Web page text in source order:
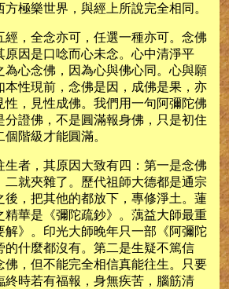
極樂世界，與經上所說完全相同。
經，全念亦可，任選一種亦可。念佛
原因是口唸而心未念。心中清淨平
為心念佛，因為心與佛心同。心與願
本性現前，念佛是因，成佛是果，亦
性，見性成佛。我們用一句阿彌陀佛
分證佛，不是圓滿報身佛，只是初住
階級才能圓滿。
生者，其原因大致有四：第一是念佛
二就夾雜了。歷代祖師大德都是通宗
後，把其他的都放下，專修淨土。蓮
精華是《彌陀疏鈔》。蕅益大師最重
解》。印光大師晚年只一部《阿彌陀
的什麼都沒有。第二是生疑不篤信
佛，但不能完全相信真能往生。只要
終時若有福報，身無疾苦，腦筋清